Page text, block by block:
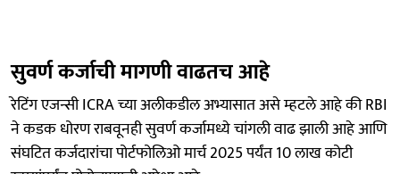
सुवर्ण कर्जाची मागणी वाढतच आहे
रेटिंग एजन्सी ICRA च्या अलीकडील अभ्यासात असे म्हटले आहे की RBI
ने कडक धोरण राबवूनही सुवर्ण कर्जामध्ये चांगली वाढ झाली आहे आणि
संघटित कर्जदारांचा पोर्टफोलिओ मार्च 2025 पर्यंत 10 लाख कोटी